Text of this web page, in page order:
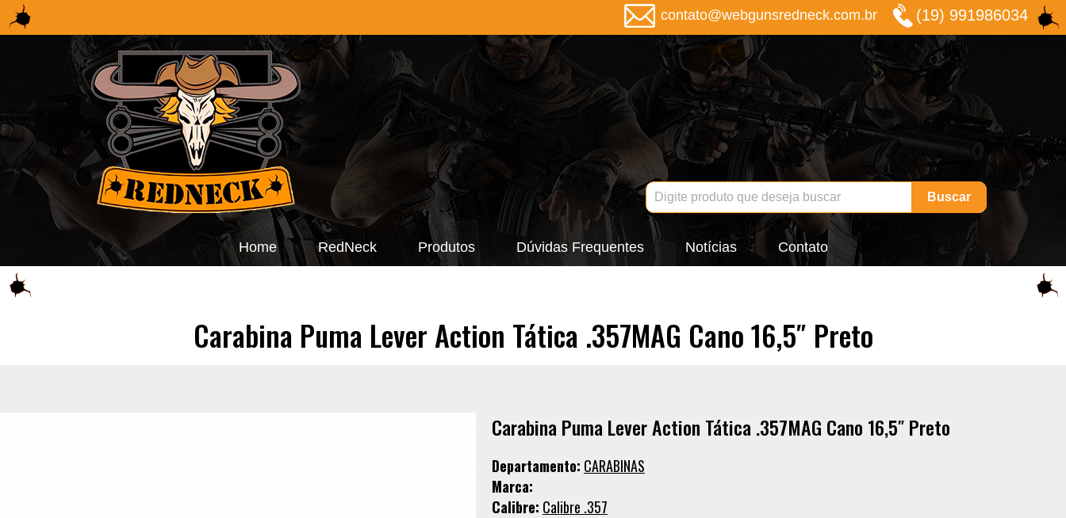
contato@webgunsredneck.com.br (19) 991986034
Buscar
Home RedNeck Produtos Dúvidas Frequentes Notícias Contato
Carabina Puma Lever Action Tática .357MAG Cano 16,5″ Preto
Carabina Puma Lever Action Tática .357MAG Cano 16,5″ Preto
Departamento: CARABINAS
Marca:
Calibre: Calibre .357